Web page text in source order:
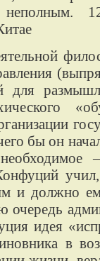
для
бы он
учил,
и должно
очередь
идея
в